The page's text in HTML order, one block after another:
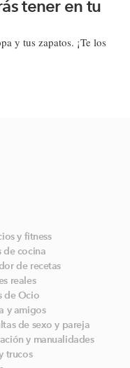
tener en tu
y tus zapatos. ¡Te los
y fitness
de cocina
de recetas
reales
de Ocio
y amigos
de sexo y pareja
y manualidades
trucos